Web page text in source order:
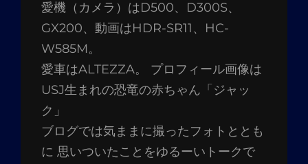
愛機（カメラ）はD500、D300S、
GX200、動画はHDR-SR11、HC-
W585M。
愛車はALTEZZA。 プロフィール画像は
USJ生まれの恐竜の赤ちゃん「ジャッ
ク」
ブログでは気ままに撮ったフォトととも
に 思いついたことをゆるーいトークで